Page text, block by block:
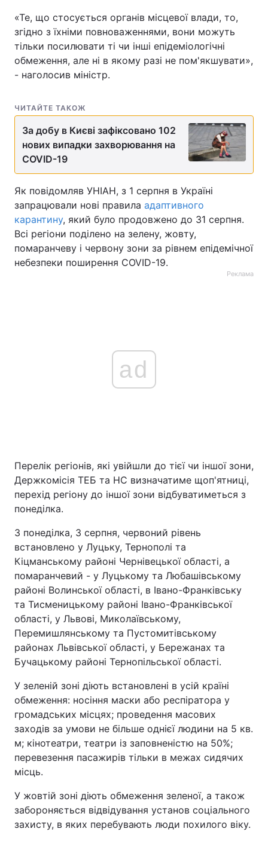
Тема оформлення
«Те, що стосується органів місцевої влади, то,
згідно з їхніми повноваженнями, вони можуть
тільки посилювати ті чи інші епідеміологічні
обмеження, але ні в якому разі не пом'якшувати»,
- наголосив міністр.
ЧИТАЙТЕ ТАКОЖ
За добу в Києві зафіксовано 102
нових випадки захворювання на
COVID-19
Як повідомляв УНІАН, з 1 серпня в Україні
запрацювали нові правила адаптивного
карантину, який було продовжено до 31 серпня.
Всі регіони поділено на зелену, жовту,
помаранчеву і червону зони за рівнем епідемічної
небезпеки поширення COVID-19.
Реклама
ad
Перелік регіонів, які увійшли до тієї чи іншої зони,
Держкомісія ТЕБ та НС визначатиме щоп'ятниці,
перехід регіону до іншої зони відбуватиметься з
понеділка.
З понеділка, 3 серпня, червоний рівень
встановлено у Луцьку, Тернополі та
Кіцманському районі Чернівецької області, а
помаранчевий - у Луцькому та Любашівському
районі Волинської області, в Івано-Франківську
та Тисменицькому районі Івано-Франківської
області, у Львові, Миколаївському,
Перемишлянському та Пустомитівському
районах Львівської області, у Бережанах та
Бучацькому районі Тернопільської області.
У зеленій зоні діють встановлені в усій країні
обмеження: носіння маски або респіратора у
громадських місцях; проведення масових
заходів за умови не більше однієї людини на 5 кв.
м; кінотеатри, театри із заповненістю на 50%;
перевезення пасажирів тільки в межах сидячих
місць.
У жовтій зоні діють обмеження зеленої, а також
забороняється відвідування установ соціального
захисту, в яких перебувають люди похилого віку.